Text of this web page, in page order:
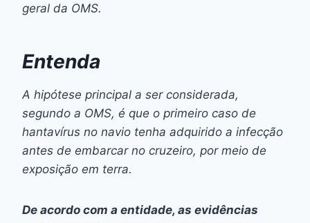
geral da OMS.
Entenda
A hipótese principal a ser considerada,
segundo a OMS, é que o primeiro caso de
hantavírus no navio tenha adquirido a infecção
antes de embarcar no cruzeiro, por meio de
exposição em terra.
De acordo com a entidade, as evidências